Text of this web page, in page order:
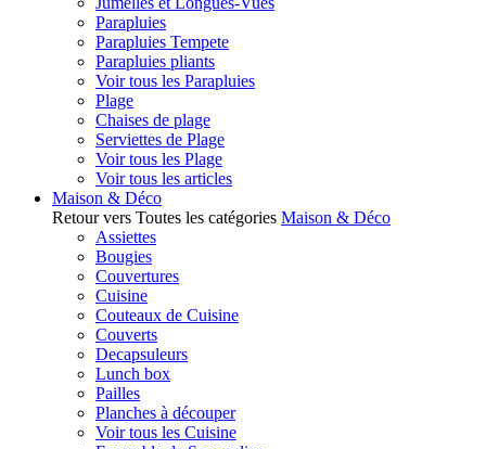
Parapluies
Parapluies Tempete
Parapluies pliants
Voir tous les Parapluies
Plage
Chaises de plage
Serviettes de Plage
Voir tous les Plage
Voir tous les articles
Maison & Déco
Retour vers Toutes les catégories Maison & Déco
Assiettes
Bougies
Couvertures
Cuisine
Couteaux de Cuisine
Couverts
Decapsuleurs
Lunch box
Pailles
Planches à découper
Voir tous les Cuisine